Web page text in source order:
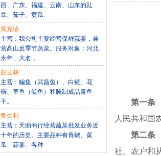
西、广东、福建、云南、山东的豇
豆、茄子、黄瓜、
周克珍
主营：我公司主要经营保鲜蒜薹，兼
营高山反季节蔬菜。服务对象：河北
永年、大名，
彭云林
主营：鳊鱼（武昌鱼）、白鲢、花
鲢、草鱼（鲩鱼）和腌制成品青鱼
干。
鲁久利
主营：天助商行经营蔬菜批发业务近
十年的历史。主要品种有青椒、黄
瓜、蒜薹、各种
第一条
人民共和国
第二条
社、农户和